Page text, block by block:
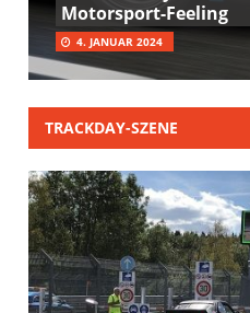
Motorsport-Feeling
4. JANUAR 2024
TRACKDAY-SZENE